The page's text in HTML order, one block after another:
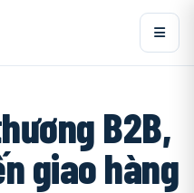
B2B,
giao hàng